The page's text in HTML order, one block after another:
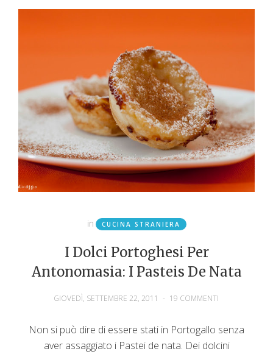
in CUCINA STRANIERA
I Dolci Portoghesi Per
Antonomasia: I Pasteis De Nata
GIOVEDÌ, SETTEMBRE 22, 2011 - 19 COMMENTI
Non si può dire di essere stati in Portogallo senza
aver assaggiato i Pastei de nata. Dei dolcini